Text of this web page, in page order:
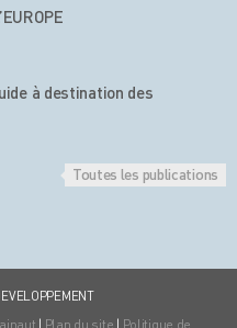
à destination des
Toutes les publications
| Plan du site | Politique de